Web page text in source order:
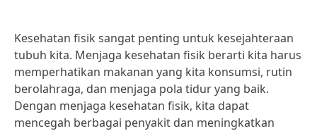
Kesehatan fisik sangat penting untuk kesejahteraan
tubuh kita. Menjaga kesehatan fisik berarti kita harus
memperhatikan makanan yang kita konsumsi, rutin
berolahraga, dan menjaga pola tidur yang baik.
Dengan menjaga kesehatan fisik, kita dapat
mencegah berbagai penyakit dan meningkatkan